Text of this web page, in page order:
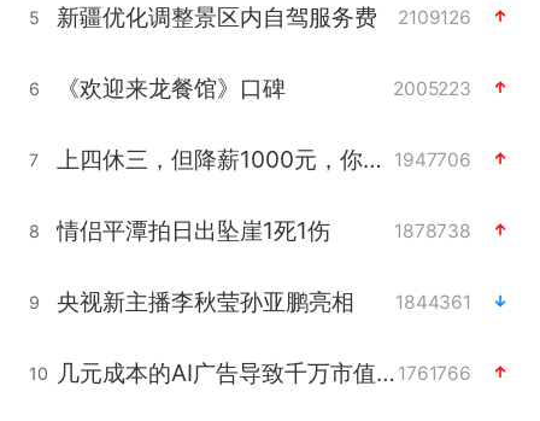
5 新疆优化调整景区内自驾服务费 2109126
6 《欢迎来龙餐馆》口碑 2005223
7 上四休三，但降薪1000元，你接受吗？ 1947706
8 情侣平潭拍日出坠崖1死1伤 1878738
9 央视新主播李秋莹孙亚鹏亮相 1844361
10 几元成本的AI广告导致千万市值蒸发 1761766